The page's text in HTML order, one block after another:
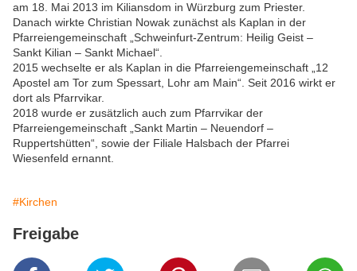
am 18. Mai 2013 im Kiliansdom in Würzburg zum Priester.
Danach wirkte Christian Nowak zunächst als Kaplan in der
Pfarreiengemeinschaft „Schweinfurt-Zentrum: Heilig Geist –
Sankt Kilian – Sankt Michael“.
2015 wechselte er als Kaplan in die Pfarreiengemeinschaft „12
Apostel am Tor zum Spessart, Lohr am Main“. Seit 2016 wirkt er
dort als Pfarrvikar.
2018 wurde er zusätzlich auch zum Pfarrvikar der
Pfarreiengemeinschaft „Sankt Martin – Neuendorf –
Ruppertshütten“, sowie der Filiale Halsbach der Pfarrei
Wiesenfeld ernannt.
#Kirchen
Freigabe